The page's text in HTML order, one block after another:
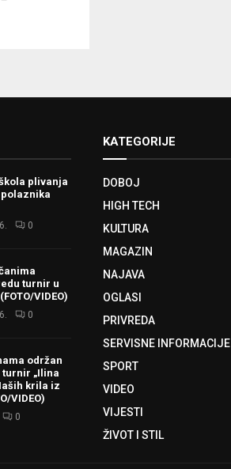
plivanja
polaznika
0
turnir u
VIDEO)
0
održan
„Ilina
krila iz
VIDEO)
0
KATEGORIJE
DOBOJ
HIGH TECH
KULTURA
MAGAZIN
NAJAVA
OGLASI
PRIVREDA
SERVISNE INFORMACIJE
SPORT
VIDEO
VIJESTI
ŽIVOT I STIL